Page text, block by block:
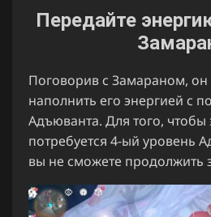
Передайте
Поговорив с Замараном, он
наполнить его энергией с
Адъюванта. Для того, чтобы
потребуется 4-ый уровень
вы не сможете продолжить